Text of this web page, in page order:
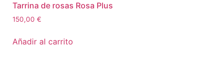
Tarrina de rosas Rosa Plus
150,00 €
Añadir al carrito